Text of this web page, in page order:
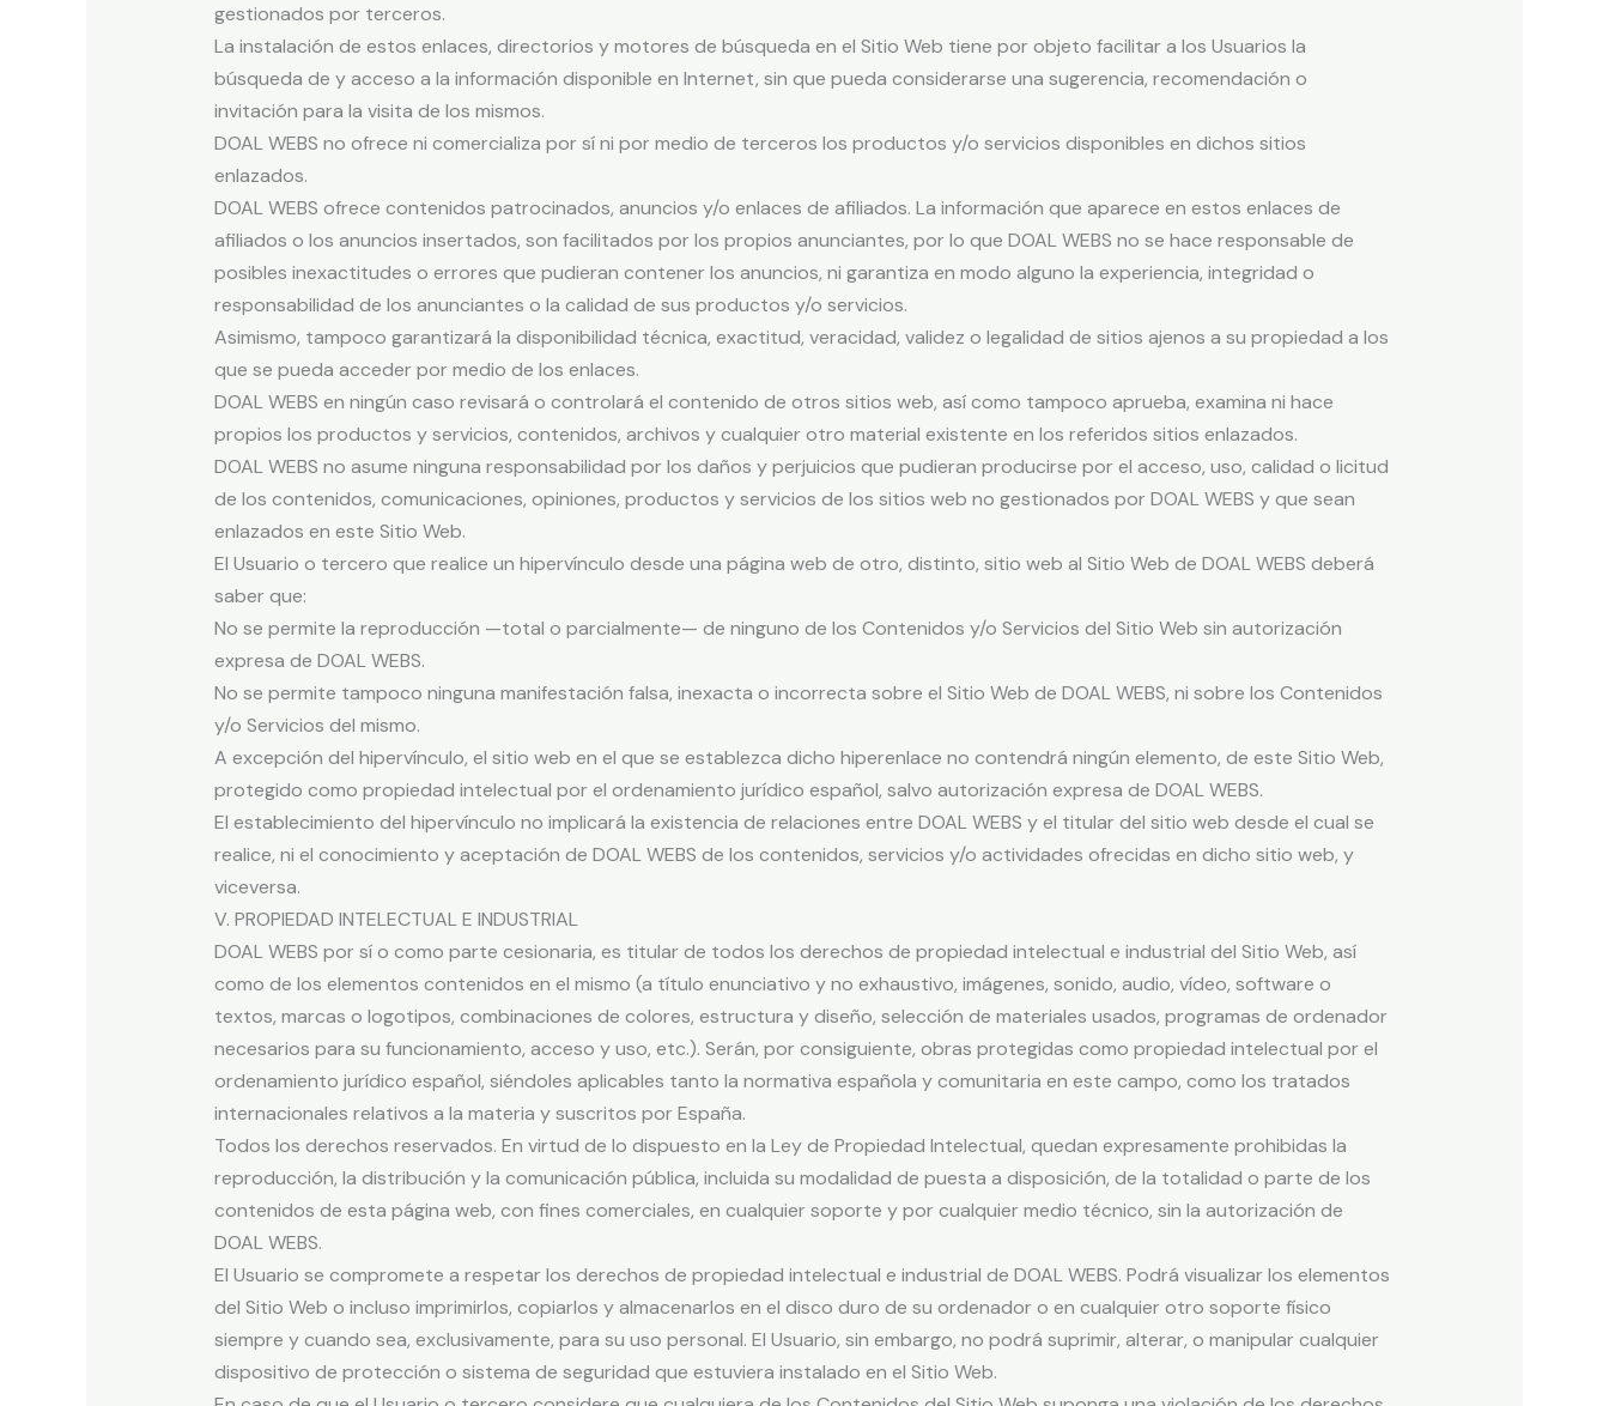
gestionados por terceros.
La instalación de estos enlaces, directorios y motores de búsqueda en el Sitio Web tiene por objeto facilitar a los Usuarios la
búsqueda de y acceso a la información disponible en Internet, sin que pueda considerarse una sugerencia, recomendación o
invitación para la visita de los mismos.
DOAL WEBS no ofrece ni comercializa por sí ni por medio de terceros los productos y/o servicios disponibles en dichos sitios
enlazados.
DOAL WEBS ofrece contenidos patrocinados, anuncios y/o enlaces de afiliados. La información que aparece en estos enlaces de
afiliados o los anuncios insertados, son facilitados por los propios anunciantes, por lo que DOAL WEBS no se hace responsable de
posibles inexactitudes o errores que pudieran contener los anuncios, ni garantiza en modo alguno la experiencia, integridad o
responsabilidad de los anunciantes o la calidad de sus productos y/o servicios.
Asimismo, tampoco garantizará la disponibilidad técnica, exactitud, veracidad, validez o legalidad de sitios ajenos a su propiedad a los
que se pueda acceder por medio de los enlaces.
DOAL WEBS en ningún caso revisará o controlará el contenido de otros sitios web, así como tampoco aprueba, examina ni hace
propios los productos y servicios, contenidos, archivos y cualquier otro material existente en los referidos sitios enlazados.
DOAL WEBS no asume ninguna responsabilidad por los daños y perjuicios que pudieran producirse por el acceso, uso, calidad o licitud
de los contenidos, comunicaciones, opiniones, productos y servicios de los sitios web no gestionados por DOAL WEBS y que sean
enlazados en este Sitio Web.
El Usuario o tercero que realice un hipervínculo desde una página web de otro, distinto, sitio web al Sitio Web de DOAL WEBS deberá
saber que:
No se permite la reproducción —total o parcialmente— de ninguno de los Contenidos y/o Servicios del Sitio Web sin autorización
expresa de DOAL WEBS.
No se permite tampoco ninguna manifestación falsa, inexacta o incorrecta sobre el Sitio Web de DOAL WEBS, ni sobre los Contenidos
y/o Servicios del mismo.
A excepción del hipervínculo, el sitio web en el que se establezca dicho hiperenlace no contendrá ningún elemento, de este Sitio Web,
protegido como propiedad intelectual por el ordenamiento jurídico español, salvo autorización expresa de DOAL WEBS.
El establecimiento del hipervínculo no implicará la existencia de relaciones entre DOAL WEBS y el titular del sitio web desde el cual se
realice, ni el conocimiento y aceptación de DOAL WEBS de los contenidos, servicios y/o actividades ofrecidas en dicho sitio web, y
viceversa.
V. PROPIEDAD INTELECTUAL E INDUSTRIAL
DOAL WEBS por sí o como parte cesionaria, es titular de todos los derechos de propiedad intelectual e industrial del Sitio Web, así
como de los elementos contenidos en el mismo (a título enunciativo y no exhaustivo, imágenes, sonido, audio, vídeo, software o
textos, marcas o logotipos, combinaciones de colores, estructura y diseño, selección de materiales usados, programas de ordenador
necesarios para su funcionamiento, acceso y uso, etc.). Serán, por consiguiente, obras protegidas como propiedad intelectual por el
ordenamiento jurídico español, siéndoles aplicables tanto la normativa española y comunitaria en este campo, como los tratados
internacionales relativos a la materia y suscritos por España.
Todos los derechos reservados. En virtud de lo dispuesto en la Ley de Propiedad Intelectual, quedan expresamente prohibidas la
reproducción, la distribución y la comunicación pública, incluida su modalidad de puesta a disposición, de la totalidad o parte de los
contenidos de esta página web, con fines comerciales, en cualquier soporte y por cualquier medio técnico, sin la autorización de
DOAL WEBS.
El Usuario se compromete a respetar los derechos de propiedad intelectual e industrial de DOAL WEBS. Podrá visualizar los elementos
del Sitio Web o incluso imprimirlos, copiarlos y almacenarlos en el disco duro de su ordenador o en cualquier otro soporte físico
siempre y cuando sea, exclusivamente, para su uso personal. El Usuario, sin embargo, no podrá suprimir, alterar, o manipular cualquier
dispositivo de protección o sistema de seguridad que estuviera instalado en el Sitio Web.